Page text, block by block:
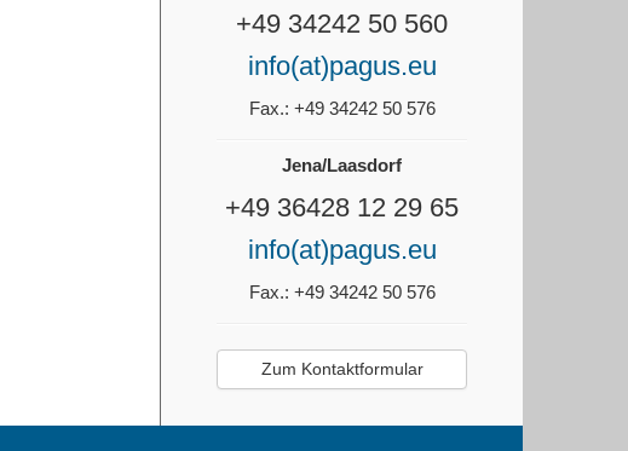
+49 34242 50 560
info(at)pagus.eu
Fax.: +49 34242 50 576
Jena/Laasdorf
+49 36428 12 29 65
info(at)pagus.eu
Fax.: +49 34242 50 576
Zum Kontaktformular